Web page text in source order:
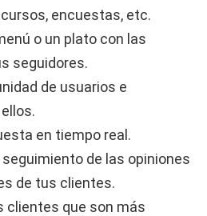
encuestas, etc.
o un plato con las
seguidores.
de usuarios e
en tiempo real.
de las opiniones
de tus clientes.
clientes que son más